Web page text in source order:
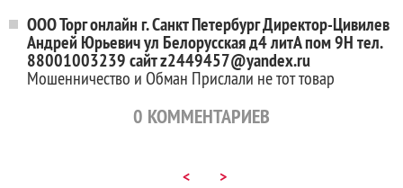
ООО Торг онлайн г. Санкт Петербург Директор-Цивилев
Андрей Юрьевич ул Белорусская д4 литА пом 9Н тел.
88001003239 сайт z2449457@yandex.ru
Мошенничество и Обман Прислали не тот товар
0 КОММЕНТАРИЕВ
< >